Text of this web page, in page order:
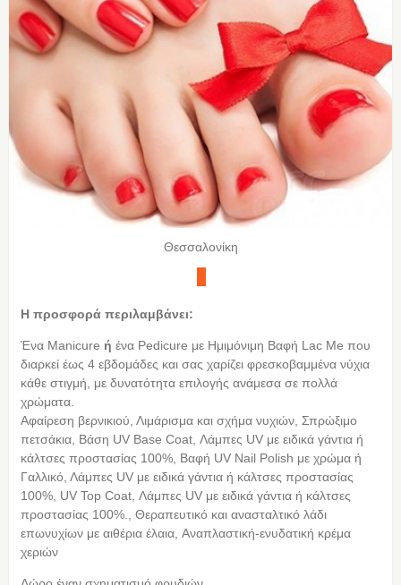
Θεσσαλονίκη
Η προσφορά περιλαμβάνει:
Ένα Manicure ή ένα Pedicure με Ημιμόνιμη Βαφή Lac Me που
διαρκεί έως 4 εβδομάδες και σας χαρίζει φρεσκοβαμμένα νύχια
κάθε στιγμή, με δυνατότητα επιλογής ανάμεσα σε πολλά
χρώματα.
Αφαίρεση βερνικιού, Λιμάρισμα και σχήμα νυχιών, Σπρώξιμο
πετσάκια, Βάση UV Base Coat, Λάμπες UV με ειδικά γάντια ή
κάλτσες προστασίας 100%, Βαφή UV Nail Polish με χρώμα ή
Γαλλικό, Λάμπες UV με ειδικά γάντια ή κάλτσες προστασίας
100%, UV Top Coat, Λάμπες UV με ειδικά γάντια ή κάλτσες
προστασίας 100%., Θεραπευτικό και ανασταλτικό λάδι
επωνυχίων με αιθέρια έλαια, Aναπλαστική-ενυδατική κρέμα
χεριών